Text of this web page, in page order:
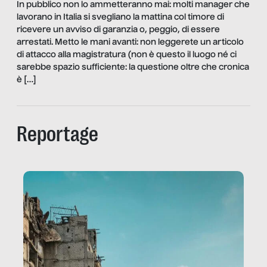
In pubblico non lo ammetteranno mai: molti manager che
lavorano in Italia si svegliano la mattina col timore di
ricevere un avviso di garanzia o, peggio, di essere
arrestati. Metto le mani avanti: non leggerete un articolo
di attacco alla magistratura (non è questo il luogo né ci
sarebbe spazio sufficiente: la questione oltre che cronica
è […]
Reportage